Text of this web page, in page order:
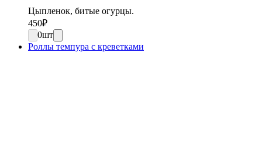
Цыпленок, битые огурцы.
450₽
0шт
Роллы темпура с креветками